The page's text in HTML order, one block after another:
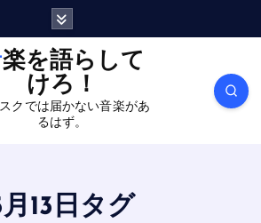
けろ！
クでは届かない音楽があ
るはず。
13日タグ